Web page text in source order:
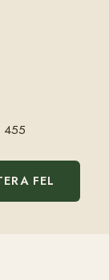
455
FEL